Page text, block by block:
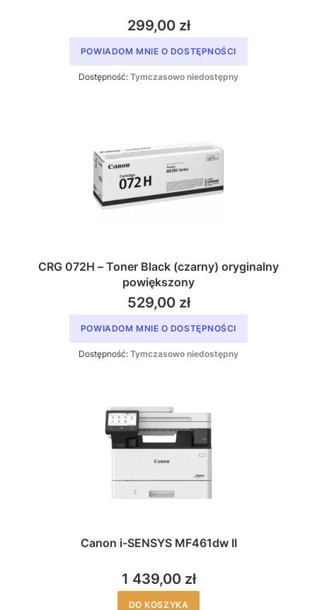
299,00 zł
POWIADOM MNIE O DOSTĘPNOŚCI
Dostępność: Tymczasowo niedostępny
CRG 072H – Toner Black (czarny) oryginalny
powiększony
529,00 zł
POWIADOM MNIE O DOSTĘPNOŚCI
Dostępność: Tymczasowo niedostępny
Canon i-SENSYS MF461dw II
1 439,00 zł
DO KOSZYKA